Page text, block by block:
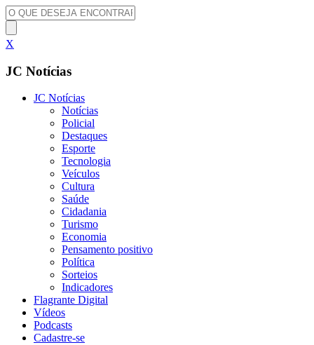
X
JC Notícias
JC Notícias
Notícias
Policial
Destaques
Esporte
Tecnologia
Veículos
Cultura
Saúde
Cidadania
Turismo
Economia
Pensamento positivo
Política
Sorteios
Indicadores
Flagrante Digital
Vídeos
Podcasts
Cadastre-se